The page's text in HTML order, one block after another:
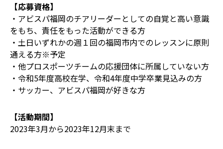
【応募資格】
・アビスパ福岡のチアリーダーとしての自覚と高い意識
をもち、責任をもった活動ができる方
・土日いずれかの週１回の福岡市内でのレッスンに原則
通える方※予定
・他プロスポーツチームの応援団体に所属していない方
・令和5年度高校在学、令和4年度中学卒業見込みの方
・サッカー、アビスパ福岡が好きな方
【活動期間】
2023年3月から2023年12月末まで